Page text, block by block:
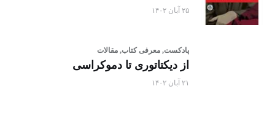
۲۵ آبان ۱۴۰۲
پادکست, معرفی کتاب, مقالات
از دیکتاتوری تا دموکراسی
۲۱ آبان ۱۴۰۲